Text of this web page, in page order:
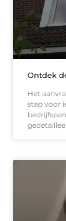
Ontdek
Het
stap voor